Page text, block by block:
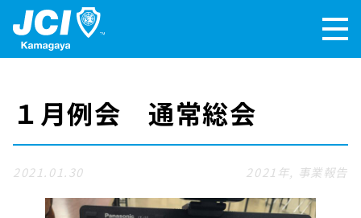
１月例会 通常総会
2021.01.30 2021年, 事業報告